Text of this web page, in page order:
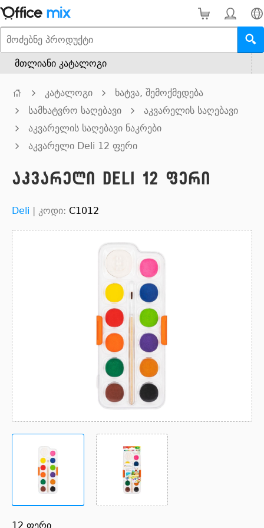
მთლიანი კატალოგი
კატალოგი
ხატვა, შემოქმედება
სამხატვრო საღებავი
აკვარელის საღებავი
აკვარელის საღებავი ნაკრები
აკვარელი Deli 12 ფერი
აკვარელი Deli 12 ფერი
Deli | კოდი: C1012
12 ფერი